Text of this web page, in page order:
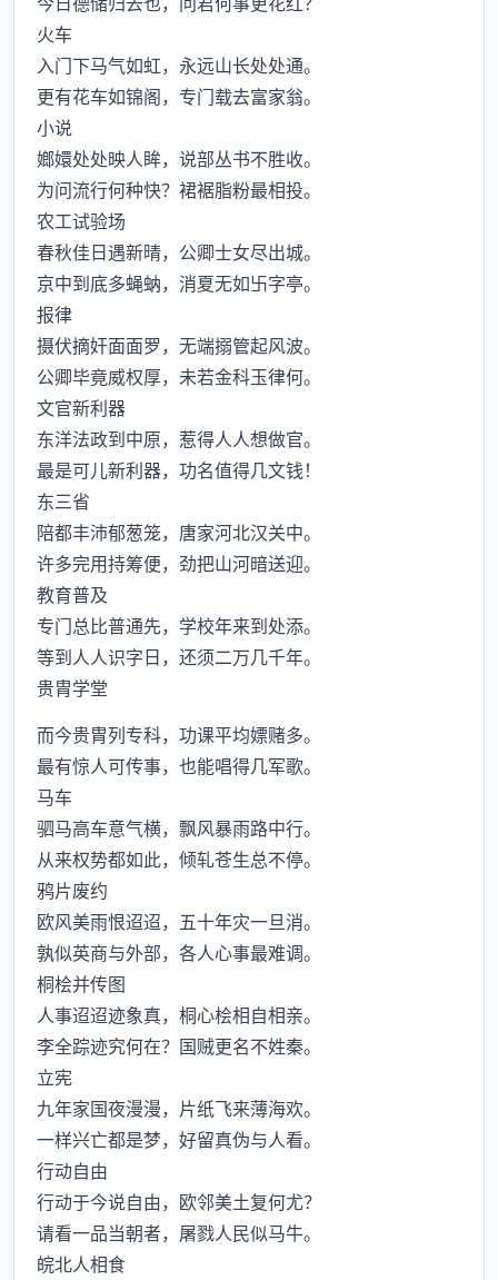
火车
入门下马气如虹，永远山长处处通。
更有花车如锦阁，专门载去富家翁。
小说
嫏嬛处处映人眸，说部丛书不胜收。
为问流行何种快？裙裾脂粉最相投。
农工试验场
春秋佳日遇新晴，公卿士女尽出城。
京中到底多蝇蚋，消夏无如卐字亭。
报律
摄伏摘奸面面罗，无端搦管起风波。
公卿毕竟威权厚，未若金科玉律何。
文官新利器
东洋法政到中原，惹得人人想做官。
最是可儿新利器，功名值得几文钱！
东三省
陪都丰沛郁葱笼，唐家河北汉关中。
许多完用持筹便，劲把山河暗送迎。
教育普及
专门总比普通先，学校年来到处添。
等到人人识字日，还须二万几千年。
贵胄学堂
而今贵胄列专科，功课平均嫖赌多。
最有惊人可传事，也能唱得几军歌。
马车
驷马高车意气横，飘风暴雨路中行。
从来权势都如此，倾轧苍生总不停。
鸦片废约
欧风美雨恨迢迢，五十年灾一旦消。
孰似英商与外部，各人心事最难调。
桐桧并传图
人事迢迢迹象真，桐心桧相自相亲。
李全踪迹究何在？国贼更名不姓秦。
立宪
九年家国夜漫漫，片纸飞来薄海欢。
一样兴亡都是梦，好留真伪与人看。
行动自由
行动于今说自由，欧邻美土复何尤？
请看一品当朝者，屠戮人民似马牛。
皖北人相食